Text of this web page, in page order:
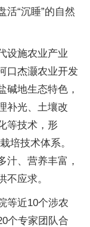
活“沉睡”的自然
设施农业产业
口杰灏农业开发
碱地生态特色，
补光、土壤改
等技术，形
培技术体系。
汁、营养丰富，
应求。
等近10个涉农
个专家团队合